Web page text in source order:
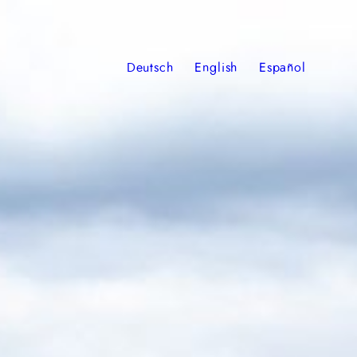
Deutsch English Español